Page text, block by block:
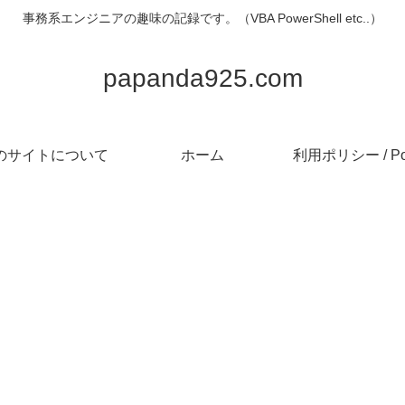
事務系エンジニアの趣味の記録です。（VBA PowerShell etc..）
papanda925.com
サイトについて ホーム 利用ポリシー /